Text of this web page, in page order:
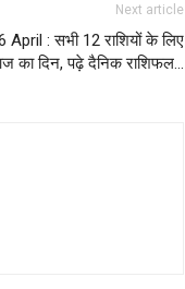
Next article
: सभी 12 राशियों के लिए
का दिन, पढ़े दैनिक राशिफल…